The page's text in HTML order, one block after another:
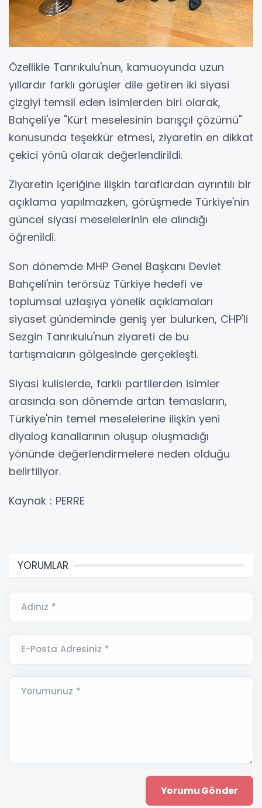
Özellikle Tanrıkulu'nun, kamuoyunda uzun
yıllardır farklı görüşler dile getiren iki siyasi
çizgiyi temsil eden isimlerden biri olarak,
Bahçeli'ye "Kürt meselesinin barışçıl çözümü"
konusunda teşekkür etmesi, ziyaretin en dikkat
çekici yönü olarak değerlendirildi.
Ziyaretin içeriğine ilişkin taraflardan ayrıntılı bir
açıklama yapılmazken, görüşmede Türkiye'nin
güncel siyasi meselelerinin ele alındığı
öğrenildi.
Son dönemde MHP Genel Başkanı Devlet
Bahçeli'nin terörsüz Türkiye hedefi ve
toplumsal uzlaşıya yönelik açıklamaları
siyaset gündeminde geniş yer bulurken, CHP'li
Sezgin Tanrıkulu'nun ziyareti de bu
tartışmaların gölgesinde gerçekleşti.
Siyasi kulislerde, farklı partilerden isimler
arasında son dönemde artan temasların,
Türkiye'nin temel meselelerine ilişkin yeni
diyalog kanallarının oluşup oluşmadığı
yönünde değerlendirmelere neden olduğu
belirtiliyor.
Kaynak : PERRE
YORUMLAR
Adınız *
E-Posta Adresiniz *
Yorumunuz *